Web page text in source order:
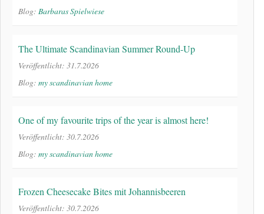
Blog: Barbaras Spielwiese
The Ultimate Scandinavian Summer Round-Up
Veröffentlicht: 31.7.2026
Blog: my scandinavian home
One of my favourite trips of the year is almost here!
Veröffentlicht: 30.7.2026
Blog: my scandinavian home
Frozen Cheesecake Bites mit Johannisbeeren
Veröffentlicht: 30.7.2026